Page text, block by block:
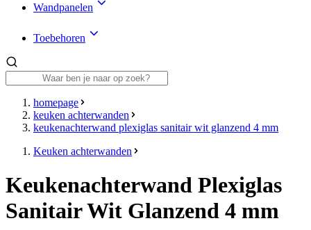
Wandpanelen
Toebehoren
homepage
keuken achterwanden
keukenachterwand plexiglas sanitair wit glanzend 4 mm
Keuken achterwanden
Keukenachterwand Plexiglas
Sanitair Wit Glanzend 4 mm